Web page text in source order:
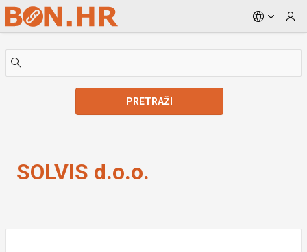
Skip to Main Content
PRETRAŽI
SOLVIS d.o.o.